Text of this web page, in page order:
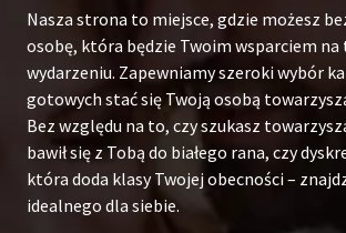
Nasza strona to miejsce, gdzie możesz
osobę, która będzie Twoim wsparciem na
wydarzeniu. Zapewniamy szeroki wybór
gotowych stać się Twoją osobą
Bez względu na to, czy szukasz
bawił się z Tobą do białego rana, czy
która doda klasy Twojej obecności –
idealnego dla siebie.